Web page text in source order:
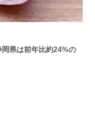
県は前年比約24%の